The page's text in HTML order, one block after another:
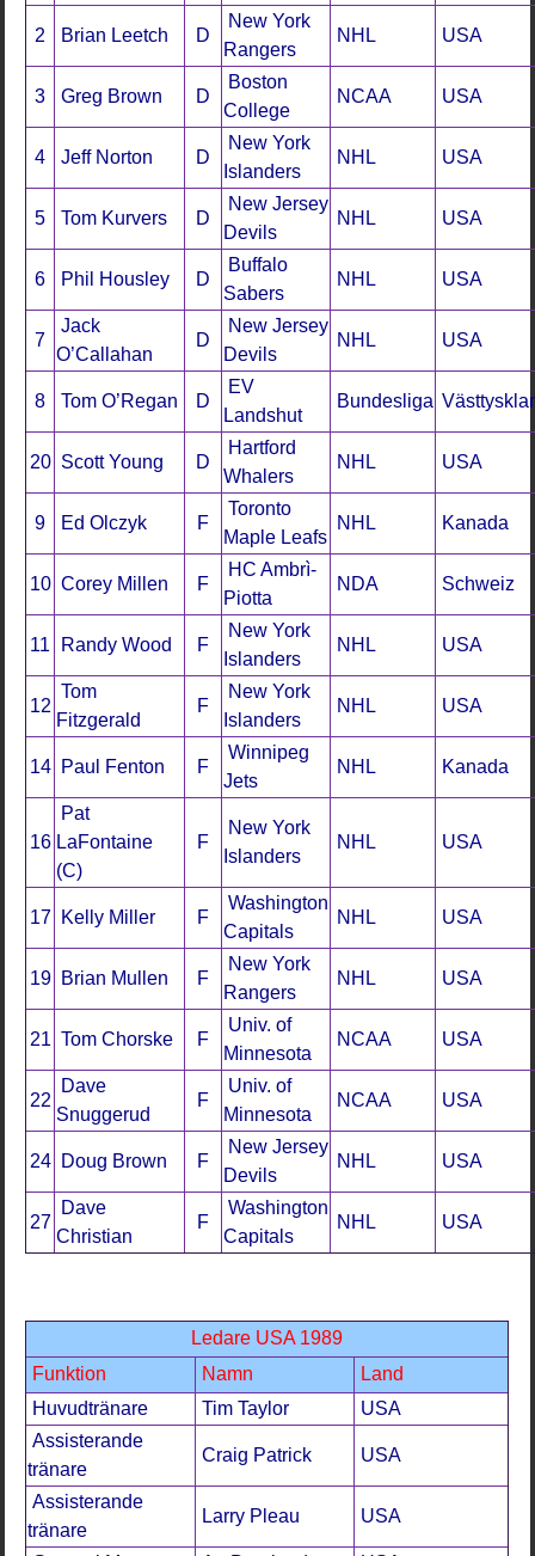
2 Brian Leetch D
New York
Rangers
NHL USA
3 Greg Brown D
Boston
College
NCAA USA
4 Jeff Norton D
New York
Islanders
NHL USA
5 Tom Kurvers D
New Jersey
Devils
NHL USA
6 Phil Housley D
Buffalo
Sabers
NHL USA
7
Jack
O’Callahan
D
New Jersey
Devils
NHL USA
8 Tom O’Regan D
EV
Landshut
Bundesliga
20 Scott Young D
Hartford
Whalers
NHL USA
9 Ed Olczyk F
Toronto
Maple Leafs
NHL Kanada
10 Corey Millen F
HC Ambrì-
Piotta
NDA Schweiz
11 Randy Wood F
New York
Islanders
NHL USA
12
Tom
Fitzgerald
F
New York
Islanders
NHL USA
14 Paul Fenton F
Winnipeg
Jets
NHL Kanada
16
Pat
LaFontaine
(C)
F
New York
Islanders
NHL USA
17 Kelly Miller F
Washington
Capitals
NHL USA
19 Brian Mullen F
New York
Rangers
NHL USA
21 Tom Chorske F
Univ. of
Minnesota
NCAA USA
22
Dave
Snuggerud
F
Univ. of
Minnesota
NCAA USA
24 Doug Brown F
New Jersey
Devils
NHL USA
27
Dave
Christian
F
Washington
Capitals
NHL USA
Ledare USA 1989
Funktion
Namn
Land
Huvudtränare
Tim Taylor
USA
Assisterande
tränare
Craig Patrick USA
Assisterande
tränare
Larry Pleau USA